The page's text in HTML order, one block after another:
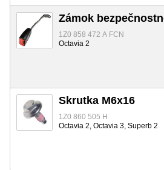
Zámok
1Z0 858 472 A FCN
Octavia 2
Skrutka M6x16
1Z0 860 505 H
Octavia 2, Octavia 3, Superb 2